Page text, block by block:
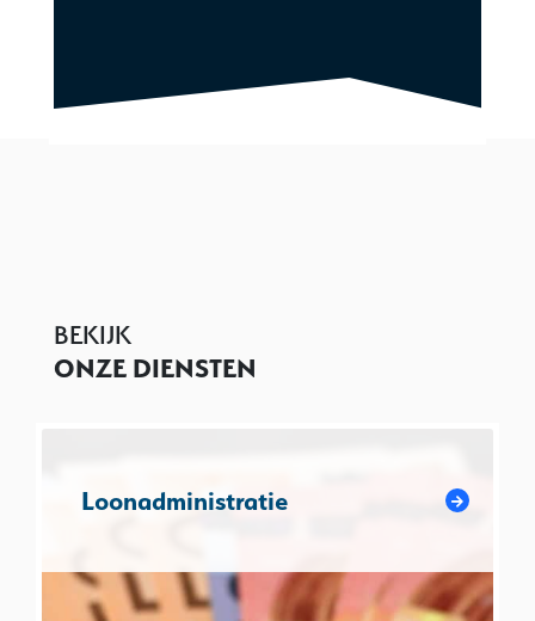
BEKIJK
ONZE DIENSTEN
Loonadministratie